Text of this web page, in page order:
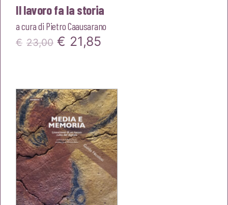
Il lavoro fa la storia
a cura di Pietro Caausarano
€ 23,00 Il
era:
€23,00.
€ 21,85
è:
€21,85.